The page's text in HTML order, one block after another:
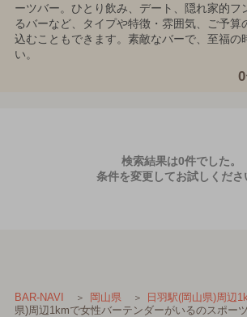
ーツバー。ひとり飲み、デート、隠れ家的フ
るバーなど、タイプや特徴・雰囲気、ご予算
込むこともできます。素敵なバーで、至福の
い。
検索結果は0件でした。
条件を変更してお試しくださ
BAR-NAVI 岡山県 日羽駅(岡山県)周辺
県)周辺1kmで女性バーテンダーがいるのスポー